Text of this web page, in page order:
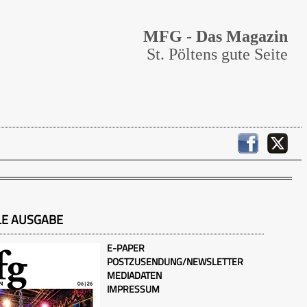
MFG - Das Magazin
St. Pöltens gute Seite
AUSGABE
E-PAPER
POSTZUSENDUNG/NEWSLETTER
MEDIADATEN
IMPRESSUM